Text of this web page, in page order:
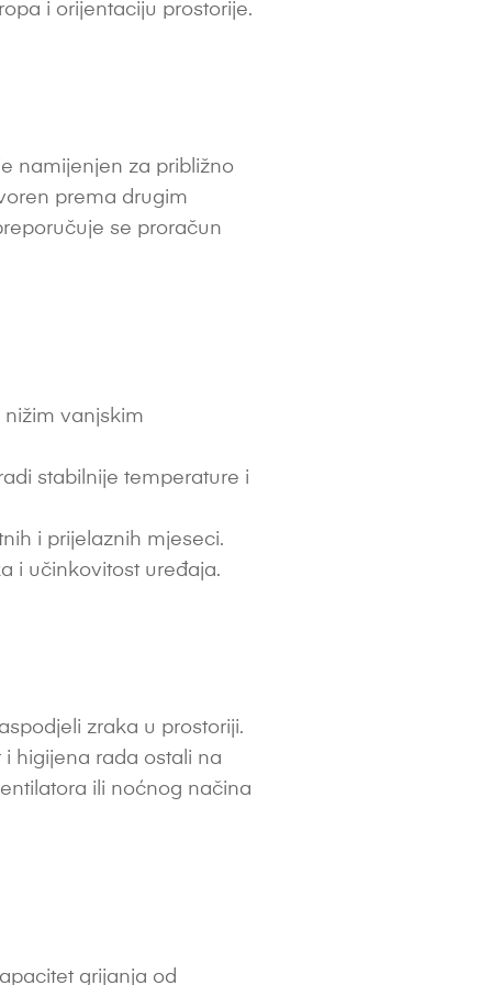
i orijentaciju prostorije.
namijenjen za približno
prema drugim
se proračun
vanjskim
stabilnije temperature i
i prijelaznih mjeseci.
i učinkovitost uređaja.
zraka u prostoriji.
higijena rada ostali na
ili noćnog načina
grijanja od